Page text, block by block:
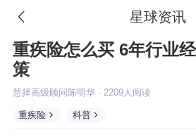
 星球资讯
重疾险怎么买 6年行业
策
慧择高级顾问陈明华· 2209人阅读
重疾险 科普